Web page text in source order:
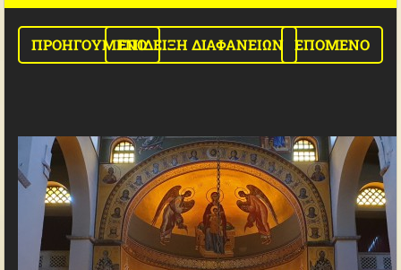
ΠΡΟΗΓΟΎΜΕΝΟΕΠΊΔΕΙΞΗ ΔΙΑΦΑΝΕΙΏΝ ΕΠΌΜΕΝΟ